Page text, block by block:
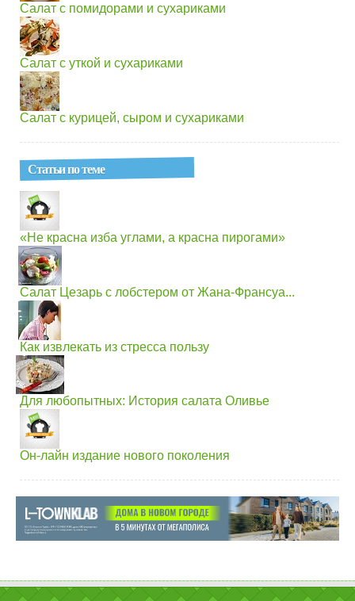
Салат с помидорами и сухариками
Салат с уткой и сухариками
Салат с курицей, сыром и сухариками
Статьи по теме
«Не красна изба углами, а красна пирогами»
Салат Цезарь с лобстером от Жана-Франсуа...
Как извлекать из стресса пользу
Для любопытных: История салата Оливье
Он-лайн издание нового поколения